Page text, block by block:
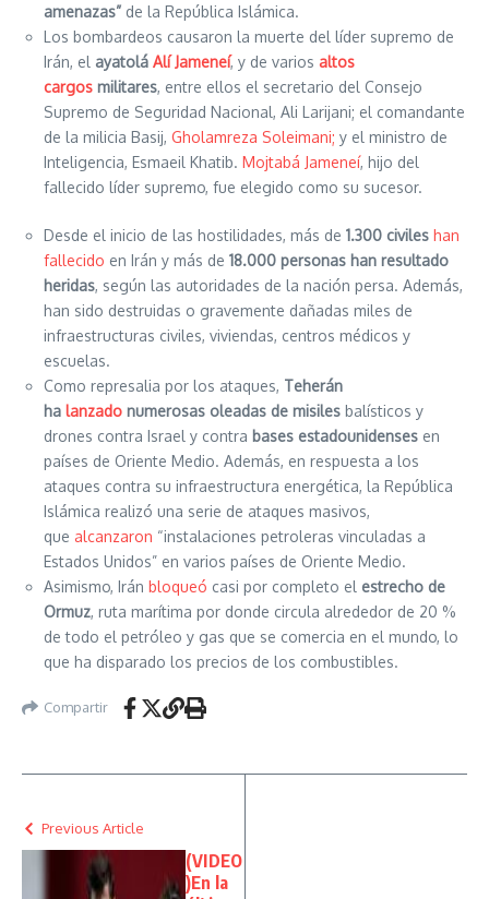
amenazas” de la República Islámica.
Los bombardeos causaron la muerte del líder supremo de
Irán, el ayatolá Alí Jameneí, y de varios altos
cargos militares, entre ellos el secretario del Consejo
Supremo de Seguridad Nacional, Ali Larijani; el comandante
de la milicia Basij, Gholamreza Soleimani; y el ministro de
Inteligencia, Esmaeil Khatib. Mojtabá Jameneí, hijo del
fallecido líder supremo, fue elegido como su sucesor.
Desde el inicio de las hostilidades, más de 1.300 civiles han
fallecido en Irán y más de 18.000 personas han resultado
heridas, según las autoridades de la nación persa. Además,
han sido destruidas o gravemente dañadas miles de
infraestructuras civiles, viviendas, centros médicos y
escuelas.
Como represalia por los ataques, Teherán
ha lanzado numerosas oleadas de misiles balísticos y
drones contra Israel y contra bases estadounidenses en
países de Oriente Medio. Además, en respuesta a los
ataques contra su infraestructura energética, la República
Islámica realizó una serie de ataques masivos,
que alcanzaron “instalaciones petroleras vinculadas a
Estados Unidos” en varios países de Oriente Medio.
Asimismo, Irán bloqueó casi por completo el estrecho de
Ormuz, ruta marítima por donde circula alrededor de 20 %
de todo el petróleo y gas que se comercia en el mundo, lo
que ha disparado los precios de los combustibles.
Compartir
Previous Article
(VIDEO
)En la